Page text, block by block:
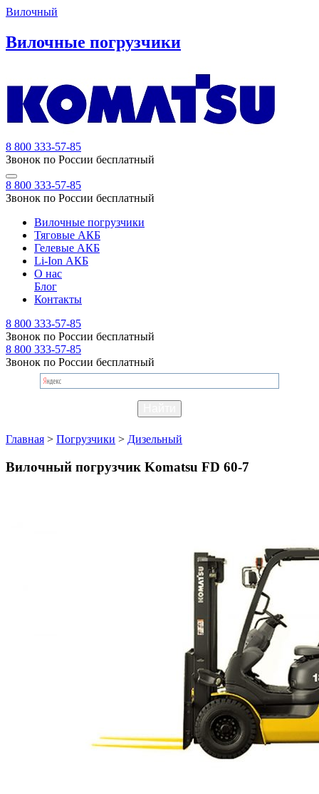
Вилочный
Вилочные погрузчики
8 800 333-57-85
Звонок по России бесплатный
8 800 333-57-85
Звонок по России бесплатный
Вилочные погрузчики
Тяговые АКБ
Гелевые АКБ
Li-Ion АКБ
О нас
Блог
Контакты
8 800 333-57-85
Звонок по России бесплатный
8 800 333-57-85
Звонок по России бесплатный
Главная > Погрузчики > Дизельный
Вилочный погрузчик Komatsu FD 60-7